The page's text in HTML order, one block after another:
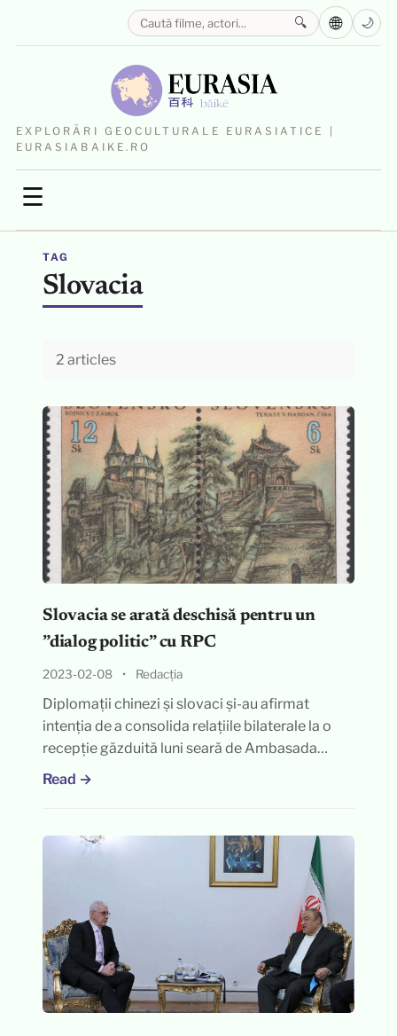
EXPLORĂRI GEOCULTURALE EURASIATICE |
EURASIABAIKE.RO
☰
🔍 🌐 🌙
TAG
Slovacia
2 articles
Slovacia se arată deschisă pentru un
”dialog politic” cu RPC
2023-02-08 • Redacția
Diplomații chinezi și slovaci și-au afirmat
intenția de a consolida relațiile bilaterale la o
recepție găzduită luni seară de Ambasada…
Read →